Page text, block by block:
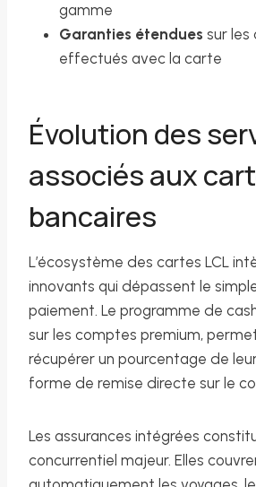
gamme
Garanties étendues sur les
effectués avec la carte
Évolution des
associés aux
bancaires
L’écosystème des cartes LCL
innovants qui dépassent le
paiement. Le programme de
sur les comptes premium,
récupérer un pourcentage de
forme de remise directe sur le
Les assurances intégrées
concurrentiel majeur. Elles